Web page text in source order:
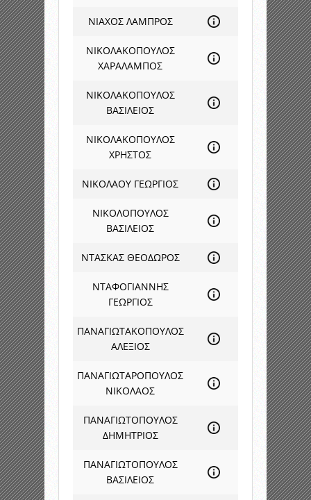
ΝΙΑΧΟΣ ΛΑΜΠΡΟΣ
ΝΙΚΟΛΑΚΟΠΟΥΛΟΣ
ΧΑΡΑΛΑΜΠΟΣ
ΝΙΚΟΛΑΚΟΠΟΥΛΟΣ
ΒΑΣΙΛΕΙΟΣ
ΝΙΚΟΛΑΚΟΠΟΥΛΟΣ
ΧΡΗΣΤΟΣ
ΝΙΚΟΛΑΟΥ ΓΕΩΡΓΙΟΣ
ΝΙΚΟΛΟΠΟΥΛΟΣ
ΒΑΣΙΛΕΙΟΣ
ΝΤΑΣΚΑΣ ΘΕΟΔΩΡΟΣ
ΝΤΑΦΟΓΙΑΝΝΗΣ
ΓΕΩΡΓΙΟΣ
ΠΑΝΑΓΙΩΤΑΚΟΠΟΥΛΟΣ
ΑΛΕΞΙΟΣ
ΠΑΝΑΓΙΩΤΑΡΟΠΟΥΛΟΣ
ΝΙΚΟΛΑΟΣ
ΠΑΝΑΓΙΩΤΟΠΟΥΛΟΣ
ΔΗΜΗΤΡΙΟΣ
ΠΑΝΑΓΙΩΤΟΠΟΥΛΟΣ
ΒΑΣΙΛΕΙΟΣ